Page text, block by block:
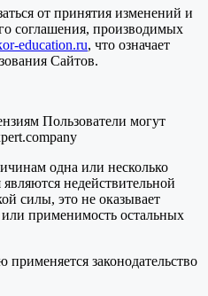
от принятия изменений и
соглашения, производимых
education.ru, что означает
Сайтов.
Пользователи могут
одна или несколько
недействительной
силы, это не оказывает
или применимость остальных
законодательство